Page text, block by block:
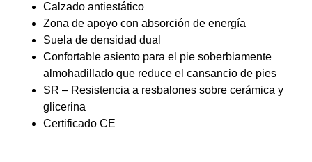
Calzado antiestático
Zona de apoyo con absorción de energía
Suela de densidad dual
Confortable asiento para el pie soberbiamente
almohadillado que reduce el cansancio de pies
SR – Resistencia a resbalones sobre cerámica y
glicerina
Certificado CE